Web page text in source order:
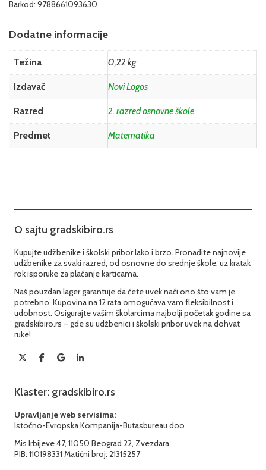
Barkod: 9788661093630
Dodatne informacije
Težina 0,22 kg
Izdavač Novi Logos
Razred 2. razred osnovne škole
Predmet Matematika
O sajtu gradskibiro.rs
Kupujte udžbenike i školski pribor lako i brzo. Pronađite najnovije
udžbenike za svaki razred, od osnovne do srednje škole, uz kratak
rok isporuke za plaćanje karticama.
Naš pouzdan lager garantuje da ćete uvek naći ono što vam je
potrebno. Kupovina na 12 rata omogućava vam fleksibilnost i
udobnost. Osigurajte vašim školarcima najbolji početak godine sa
gradskibiro.rs – gde su udžbenici i školski pribor uvek na dohvat
ruke!
Klaster: gradskibiro.rs
Upravljanje web servisima:
Istočno-Evropska Kompanija-Butasbureau doo
Mis Irbijeve 47, 11050 Beograd 22, Zvezdara
PIB: 110198331 Matični broj: 21315257